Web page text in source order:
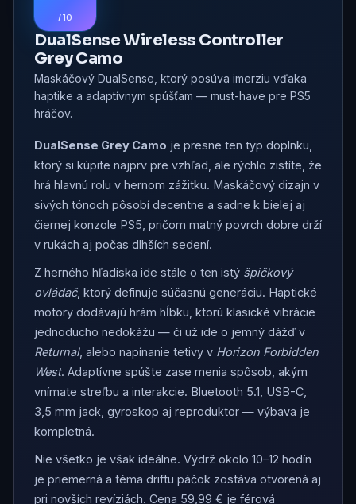
/ 10
DualSense Wireless Controller
Grey Camo
Maskáčový DualSense, ktorý posúva imerziu vďaka
haptike a adaptívnym spúšťam — must-have pre PS5
hráčov.
DualSense Grey Camo je presne ten typ doplnku,
ktorý si kúpite najprv pre vzhľad, ale rýchlo zistíte, že
hrá hlavnú rolu v hernom zážitku. Maskáčový dizajn v
sivých tónoch pôsobí decentne a sadne k bielej aj
čiernej konzole PS5, pričom matný povrch dobre drží
v rukách aj počas dlhších sedení.
Z herného hľadiska ide stále o ten istý špičkový
ovládač, ktorý definuje súčasnú generáciu. Haptické
motory dodávajú hrám hĺbku, ktorú klasické vibrácie
jednoducho nedokážu — či už ide o jemný dážď v
Returnal, alebo napínanie tetivy v Horizon Forbidden
West. Adaptívne spúšte zase menia spôsob, akým
vnímate streľbu a interakcie. Bluetooth 5.1, USB-C,
3,5 mm jack, gyroskop aj reproduktor — výbava je
kompletná.
Nie všetko je však ideálne. Výdrž okolo 10–12 hodín
je priemerná a téma driftu páčok zostáva otvorená aj
pri novších revíziách. Cena 59,99 € je férová